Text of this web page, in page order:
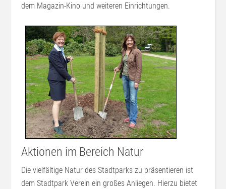
dem Magazin-Kino und weiteren Einrichtungen.
Aktionen im Bereich Natur
Die vielfältige Natur des Stadtparks zu präsentieren ist
dem Stadtpark Verein ein großes Anliegen. Hierzu bietet